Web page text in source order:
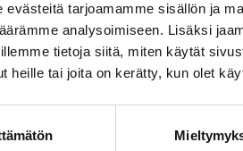
evästeitä tarjoamamme sisällön ja
analysoimiseen. Lisäksi
tietoja siitä, miten käytät
heille tai joita on kerätty, kun olet
Espingskär-Träskö
ei koske virka-, sairaankuljetus-
VÄYLÄT: KARTTA